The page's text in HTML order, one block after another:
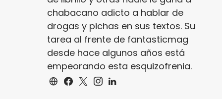
chabacano adicto a hablar de
drogas y pichas en sus textos. Su
tarea al frente de fantasticmag
desde hace algunos años está
empeorando esta esquizofrenia.